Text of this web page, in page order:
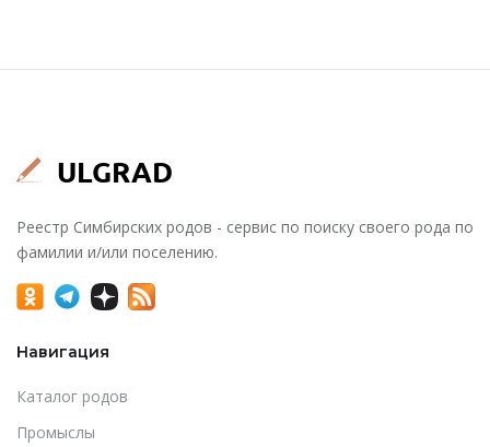
Реестр Симбирских родов - сервис по поиску своего рода по
фамилии и/или поселению.
Навигация
Каталог родов
Промыслы